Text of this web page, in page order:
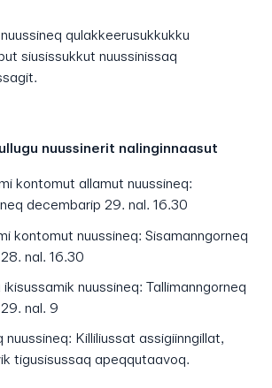
qulakkeerusukkukku
siusissukkut nuussinissaq
nuussinerit nalinginnaasut
kontomut allamut nuussineq:
decembarip 29. nal. 16.30
kontomut nuussineq: Sisamanngorneq
nal. 16.30
nuussineq: Tallimanngorneq
nal. 9
nuussineq: Killiliussat assigiinngillat,
tigusisussaq apeqqutaavoq.